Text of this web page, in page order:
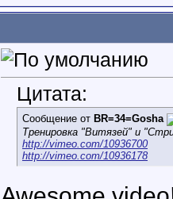
Цитата:
Сообщение от BR=34=Gosha
Тренировка "Витязей" и
http://vimeo.com/10936700
http://vimeo.com/10936178